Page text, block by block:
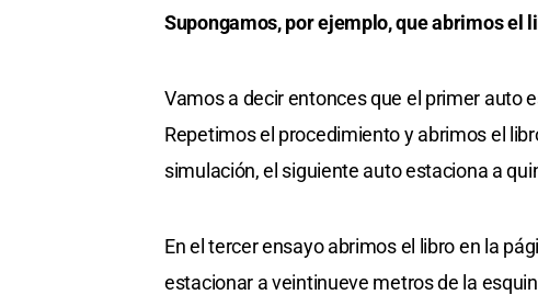
Supongamos, por ejemplo, que abrimos el
Vamos a decir entonces que el primer auto
Repetimos el procedimiento y abrimos el
simulación, el siguiente auto estaciona a
En el tercer ensayo abrimos el libro en la
estacionar a veintinueve metros de la